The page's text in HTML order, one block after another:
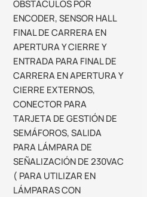
OBSTÁCULOS POR
ENCODER, SENSOR HALL
FINAL DE CARRERA EN
APERTURA Y CIERRE Y
ENTRADA PARA FINAL DE
CARRERA EN APERTURA Y
CIERRE EXTERNOS,
CONECTOR PARA
TARJETA DE GESTIÓN DE
SEMÁFOROS, SALIDA
PARA LÁMPARA DE
SEÑALIZACIÓN DE 230VAC
( PARA UTILIZAR EN
LÁMPARAS CON